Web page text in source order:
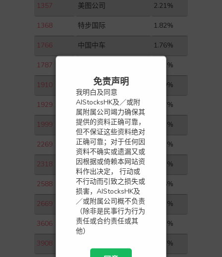
免责声明
我明白及同意
AIStocksHK及／或附
属附属公司竭力确保其
提供的资料正确可靠，
但不保证这些资料绝对
正确可靠；对于任何因
资料不确实或遗漏又或
因根据或倚赖本网站资
料作出决定， 行动或
不行动而引致之损失或
损害，AIStocksHK及
／或附属公司概不负责
（除非是民事行为行为
责任或合约责任或其
他）
1357 美图公司 2.21%
1368 特步国际 1.82%
1766 中国中车 1.76%
1787 3.82%
1910 新秀丽 1.19%
1929 周大福 1.17%
1999 敏华控股 1.74%
2269 药明生物 2.61%
2318 中国平安 1.73%
2588 中银航空租赁 1.46%
2669 中海物业 3.44%
3606 福耀玻璃 3.61%
3908 2.77%